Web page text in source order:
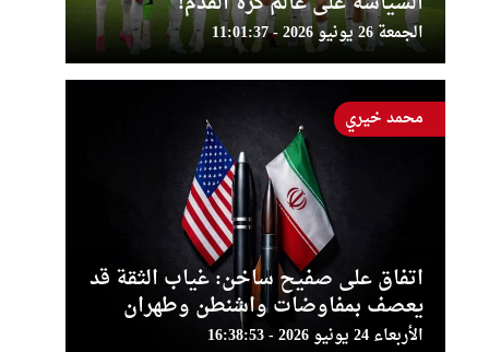
الجمعة 26 يونيو 2026 - 11:01:37
اتفاق على صفيح ساخن: غياب الثقة قد
يعصف بمفاوضات واشنطن وطهران
الأربعاء 24 يونيو 2026 - 16:38:53
محمد خيري